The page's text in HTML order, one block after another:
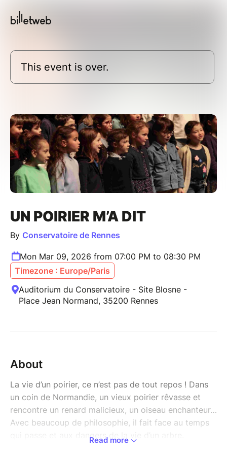
This event is over.
UN POIRIER M’A DIT
By Conservatoire de Rennes
Mon Mar 09, 2026 from 07:00 PM to 08:30 PM
Timezone : Europe/Paris
Auditorium du Conservatoire - Site Blosne -
Place Jean Normand, 35200 Rennes
About
La vie d’un poirier, ce n’est pas de tout repos ! Dans
un coin de Normandie, un vieux poirier rêvasse et
rencontre un renard malicieux, un oiseau enchanteur…
Avec beaucoup de philosophie, il fait face au temps
qui passe et aux dangers de la vie d’un arbre.
Read more